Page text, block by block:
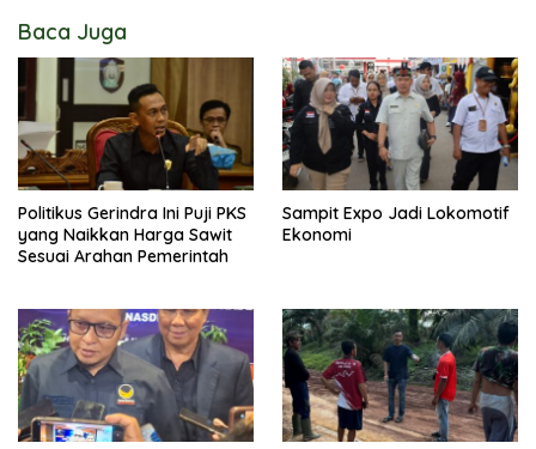
Baca Juga
Politikus Gerindra Ini Puji PKS
yang Naikkan Harga Sawit
Sesuai Arahan Pemerintah
Sampit Expo Jadi Lokomotif
Ekonomi